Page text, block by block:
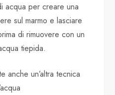
acqua per creare una
sul marmo e lasciare
di rimuovere con un
tiepida.
anche un’altra tecnica